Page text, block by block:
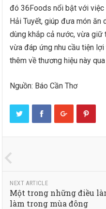
đó 36Foods nổi bật với việc
Hải Tuyết, giúp đưa món ăn
dùng khắp cả nước, vừa giữ
vừa đáp ứng nhu cầu tiện
thêm về thương hiệu này
Nguồn: Báo Cần Thơ
NEXT ARTICLE
Một trong những điều
làm trong mùa đông